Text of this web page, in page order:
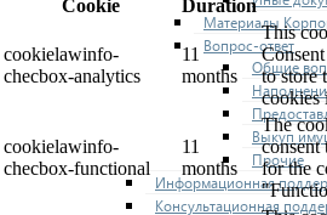
Материалы
Вопрос-ответ
Общие
Выкуп
Прочие
Информационная
Консультационная
Cookie
Duration
cookielawinfo-
checbox-analytics
11
months
This
to store
cookies
cookielawinfo-
checbox-functional
11
months
The
consent
for the